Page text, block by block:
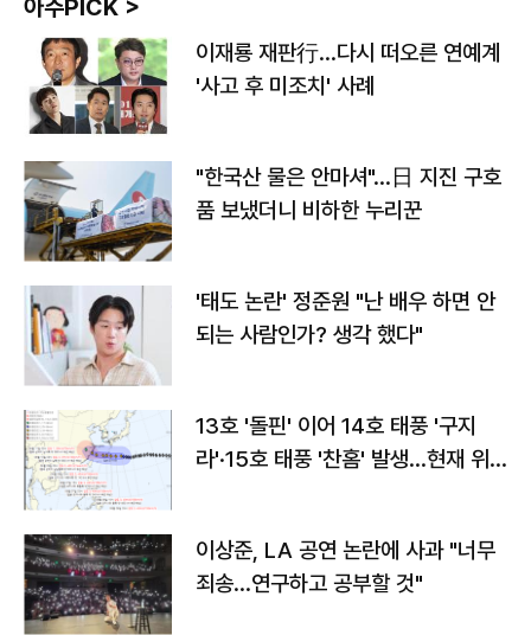
아주PICK >
이재룡 재판行…다시 떠오른 연예계
'사고 후 미조치' 사례
"한국산 물은 안마셔"…日 지진 구호
품 보냈더니 비하한 누리꾼
'태도 논란' 정준원 "난 배우 하면 안
되는 사람인가? 생각 했다"
13호 '돌핀' 이어 14호 태풍 '구지
라'·15호 태풍 '찬홈' 발생…현재 위
이상준, LA 공연 논란에 사과 "너무
죄송…연구하고 공부할 것"